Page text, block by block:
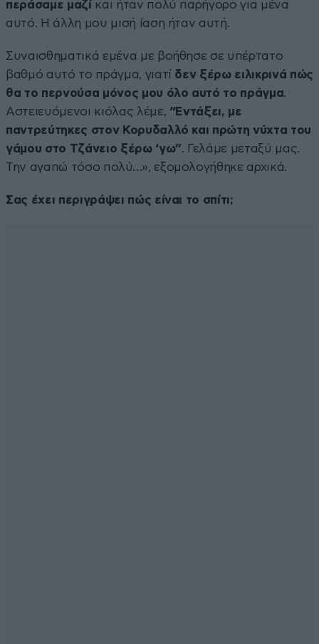
περάσαμε μαζίκαι ήταν πολύ παρήγορο για μένα
αυτό. Η άλλη μου μισή ίαση ήταν αυτή.
Συναισθηματικά εμένα με βοήθησε σε υπέρτατο
βαθμό αυτό το πράγμα, γιατί δεν ξέρω ειλικρινά πώς
θα το περνούσα μόνος μου όλο αυτό το πράγμα.
Αστειευόμενοι κιόλας λέμε, “Εντάξει, με
παντρεύτηκες στον Κορυδαλλό και πρώτη νύχτα του
γάμου στο Τζάνειο ξέρω ‘γω”. Γελάμε μεταξύ μας.
Την αγαπώ τόσο πολύ…», εξομολογήθηκε αρχικά.
Σας έχει περιγράψει πώς είναι το σπίτι;